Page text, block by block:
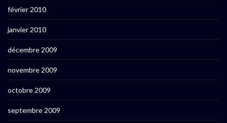
février 2010
janvier 2010
décembre 2009
novembre 2009
octobre 2009
septembre 2009